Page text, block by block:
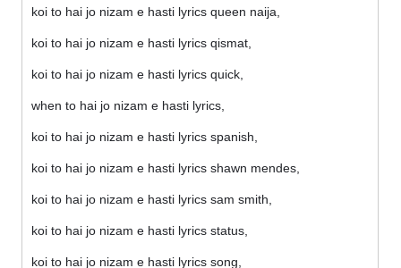
koi to hai jo nizam e hasti lyrics queen naija,
koi to hai jo nizam e hasti lyrics qismat,
koi to hai jo nizam e hasti lyrics quick,
when to hai jo nizam e hasti lyrics,
koi to hai jo nizam e hasti lyrics spanish,
koi to hai jo nizam e hasti lyrics shawn mendes,
koi to hai jo nizam e hasti lyrics sam smith,
koi to hai jo nizam e hasti lyrics status,
koi to hai jo nizam e hasti lyrics song,